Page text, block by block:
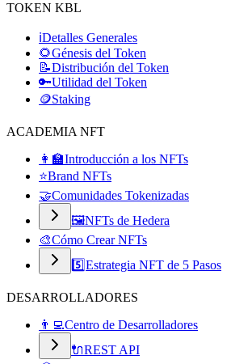
TOKEN KBL
ℹ️Detalles Generales
🌻Génesis del Token
📝Distribución del Token
🔑Utilidad del Token
🪙Staking
ACADEMIA NFT
👩‍🏫Introducción a los NFTs
⭐Brand NFTs
🤝Comunidades Tokenizadas
🖼️NFTs de Hedera
🎨Cómo Crear NFTs
5️⃣Estrategia NFT de 5 Pasos
DESARROLLADORES
👨‍💻Centro de Desarrolladores
🔌REST API